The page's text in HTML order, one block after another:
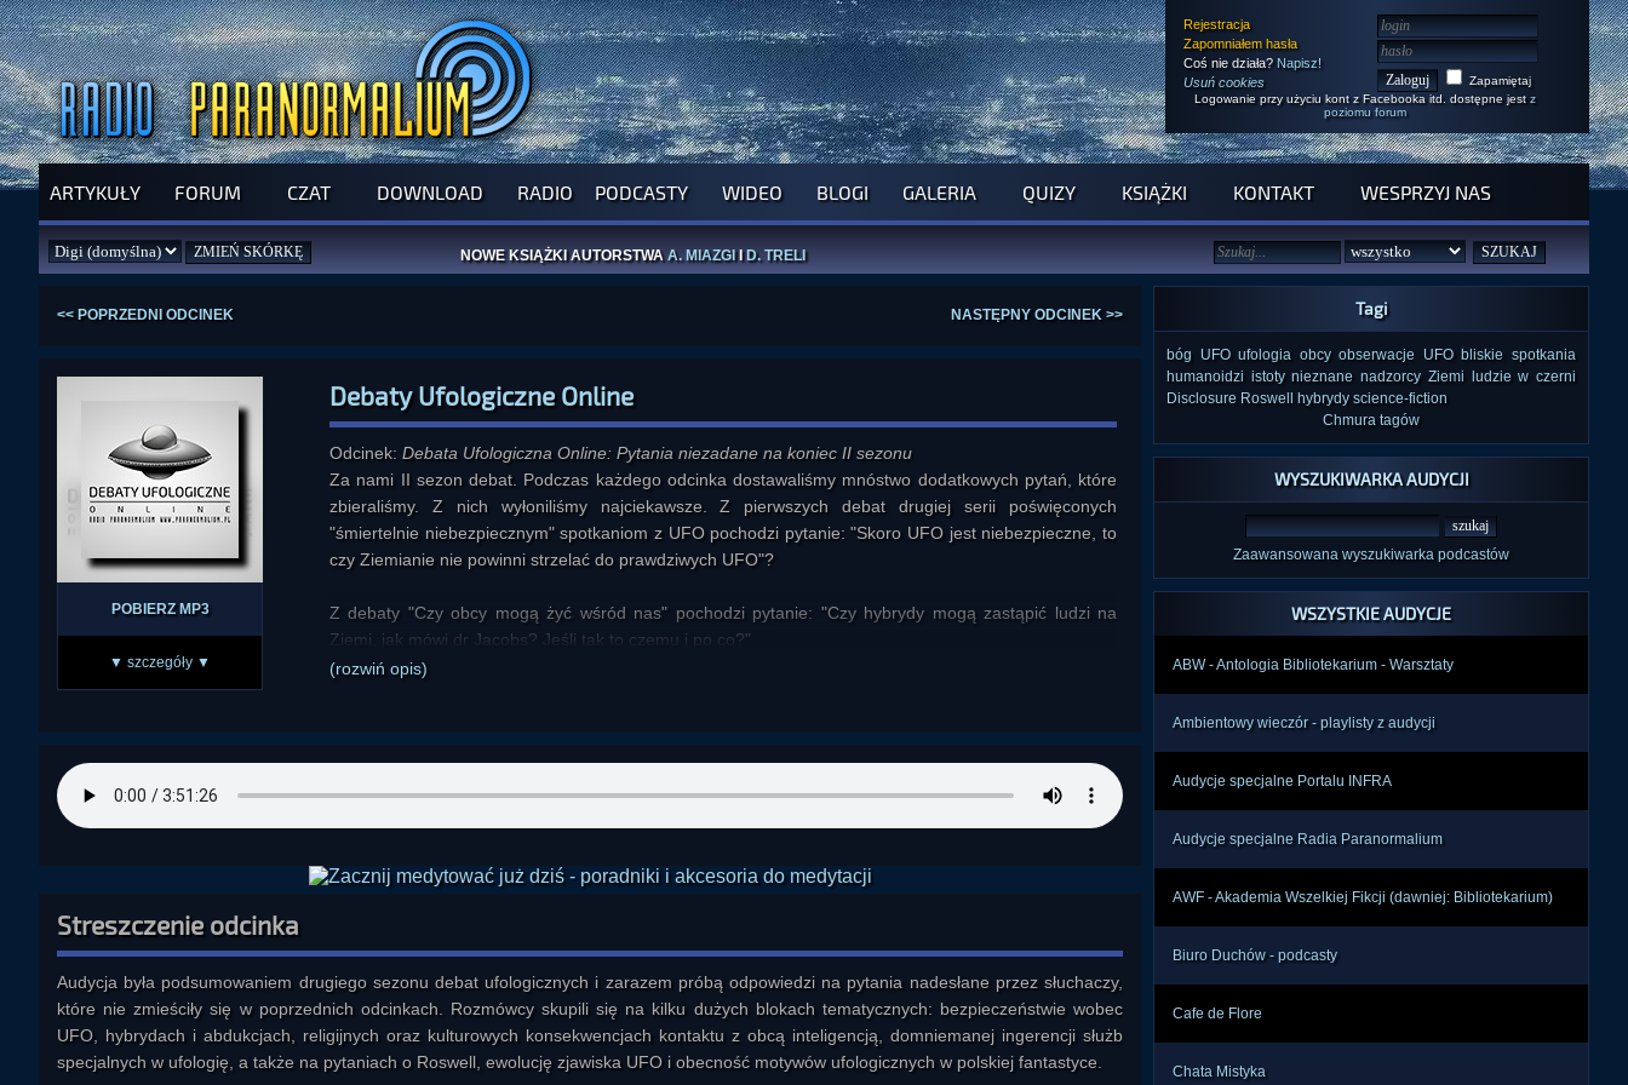
Rejestracja
Zapomniałem hasła
Coś nie działa? Napisz!
Usuń cookies
Zapamiętaj
Logowanie przy użyciu kont z Facebooka itd. dostępne jest z
poziomu forum
ARTYKUŁY FORUM CZAT DOWNLOAD RADIO PODCASTY WIDEO BLOGI GALERIA QUIZY KSIĄŻKI KONTAKT WESPRZYJ NAS
SPRAWDŹ PROGRAM NA NAJBLIŻSZY TYDZIEŃ
JUŻ DZIŚ WYPRÓBUJ NASZE OFICJALNE APLIKACJE
NOWE KSIĄŻKI AUTORSTWAA. MIAZGII D. TRELI
<< POPRZEDNI ODCINEK NASTĘPNY ODCINEK >>
POBIERZ MP3
▼ szczegóły ▼
Debaty Ufologiczne Online
Odcinek: Debata Ufologiczna Online: Pytania niezadane na koniec II sezonu
Za nami II sezon debat. Podczas każdego odcinka dostawaliśmy mnóstwo dodatkowych pytań, które
zbieraliśmy. Z nich wyłoniliśmy najciekawsze. Z pierwszych debat drugiej serii poświęconych
"śmiertelnie niebezpiecznym" spotkaniom z UFO pochodzi pytanie: "Skoro UFO jest niebezpieczne, to
czy Ziemianie nie powinni strzelać do prawdziwych UFO"?
Z debaty "Czy obcy mogą żyć wśród nas" pochodzi pytanie: "Czy hybrydy mogą zastąpić ludzi na
Ziemi, jak mówi dr Jacobs? Jeśli tak to czemu i po co?"
I drugie, z tej samej debaty: "Czy kościół oswaja wiernych z tematem życia w kosmosie, czy raczej ich
indoktrynuje, bo mnie się wydaje, że to drugie".
Z debat o nadzorcach Ziemi pochodzi pytanie: "Jaki cel obcy mogą mieć w nadzorowaniu Ziemi? Po
Z debaty o "Ludziach w czerni": "Czy służby specjalne ingerowały w ufologię? Jeśli tak, to jak i po co? I
czy działo się to też w Polsce?"
Z debaty o "Disclosure": "Dlaczego tyle krytycyzmu wobec Greera i Disclosure?" I kolejne podobne z
debaty o "Znanych i UFO": "Dlaczego ciągle pogrywa się UFO aktami i dlaczego ludzie cały czas dają
(rozwiń opis)
Streszczenie odcinka
Audycja była podsumowaniem drugiego sezonu debat ufologicznych i zarazem próbą odpowiedzi na pytania nadesłane przez słuchaczy,
które nie zmieściły się w poprzednich odcinkach. Rozmówcy skupili się na kilku dużych blokach tematycznych: bezpieczeństwie wobec
UFO, hybrydach i abdukcjach, religijnych oraz kulturowych konsekwencjach kontaktu z obcą inteligencją, domniemanej ingerencji służb
specjalnych w ufologię, a także na pytaniach o Roswell, ewolucję zjawiska UFO i obecność motywów ufologicznych w polskiej fantastyce.
Tagi
bóg UFO ufologia obcy obserwacje UFO bliskie spotkania
humanoidzi istoty nieznane nadzorcy Ziemi
ludzie w czerni
Disclosure Roswell hybrydy science-fiction
Chmura tagów
WYSZUKIWARKA AUDYCJI
Zaawansowana wyszukiwarka podcastów
WSZYSTKIE AUDYCJE
ABW - Antologia Bibliotekarium - Warsztaty
Ambientowy wieczór - playlisty z audycji
Audycje specjalne Portalu INFRA
Audycje specjalne Radia Paranormalium
AWF - Akademia Wszelkiej Fikcji (dawniej: Bibliotekarium)
Biuro Duchów - podcasty
Cafe de Flore
Chata Mistyka